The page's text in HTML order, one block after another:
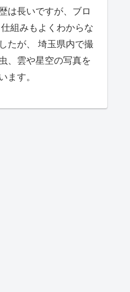
は長いですが、ブロ
組みもよくわからな
たが、 埼玉県内で撮
、雲や星空の写真を
ます。